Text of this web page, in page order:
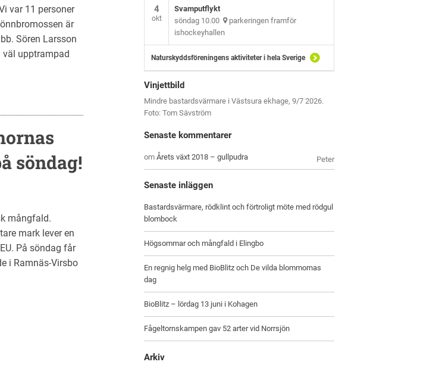
var 11 personer
är
Sören Larsson
väl upptrampad
söndag!
mångfald.
mark lever en
På söndag får
i Ramnäs-Virsbo
4
okt
Svamputflykt
söndag 10.00 parkeringen framför
ishockeyhallen
Naturskyddsföreningens aktiviteter i hela Sverige
Vinjettbild
Mindre bastardsvärmare i Västsura ekhage, 9/7 2026.
Foto: Tom Sävström
Senaste kommentarer
Peter
omÅrets växt 2018 – gullpudra
Senaste inläggen
Bastardsvärmare, rödklint och förtroligt möte med rödgul
blombock
Högsommar och mångfald i Elingbo
En regnig helg med BioBlitz och De vilda blommornas
dag
BioBlitz – lördag 13 juni i Kohagen
Fågeltornskampen gav 52 arter vid Norrsjön
Arkiv